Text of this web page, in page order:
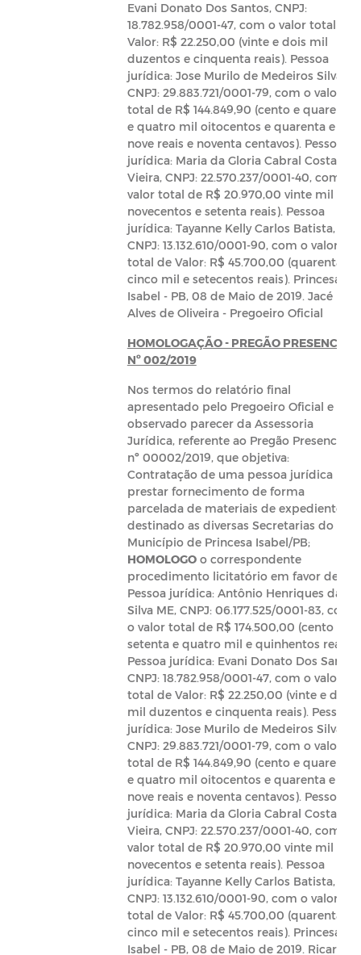
Evani Donato Dos Santos, CNPJ:
18.782.958/0001-47, com o valor total de
Valor: R$ 22.250,00 (vinte e dois mil
duzentos e cinquenta reais). Pessoa
jurídica: Jose Murilo de Medeiros Silva,
CNPJ: 29.883.721/0001-79, com o valor
total de R$ 144.849,90 (cento e quarenta
e quatro mil oitocentos e quarenta e
nove reais e noventa centavos). Pessoa
jurídica: Maria da Gloria Cabral Costa
Vieira, CNPJ: 22.570.237/0001-40, com o
valor total de R$ 20.970,00 vinte mil
novecentos e setenta reais). Pessoa
jurídica: Tayanne Kelly Carlos Batista,
CNPJ: 13.132.610/0001-90, com o valor
total de Valor: R$ 45.700,00 (quarenta e
cinco mil e setecentos reais). Princesa
Isabel - PB, 08 de Maio de 2019. Jacé
Alves de Oliveira - Pregoeiro Oficial
HOMOLOGAÇÃO - PREGÃO PRESENCIAL
Nº 002/2019
Nos termos do relatório final
apresentado pelo Pregoeiro Oficial e
observado parecer da Assessoria
Jurídica, referente ao Pregão Presencial
nº 00002/2019, que objetiva:
Contratação de uma pessoa jurídica para
prestar fornecimento de forma
parcelada de materiais de expediente
destinado as diversas Secretarias do
Município de Princesa Isabel/PB;
HOMOLOGOo correspondente
procedimento licitatório em favor de:
Pessoa jurídica: Antônio Henriques da
Silva ME, CNPJ: 06.177.525/0001-83, com
o valor total de R$ 174.500,00 (cento e
setenta e quatro mil e quinhentos reais).
Pessoa jurídica: Evani Donato Dos Santos,
CNPJ: 18.782.958/0001-47, com o valor
total de Valor: R$ 22.250,00 (vinte e dois
mil duzentos e cinquenta reais). Pessoa
jurídica: Jose Murilo de Medeiros Silva,
CNPJ: 29.883.721/0001-79, com o valor
total de R$ 144.849,90 (cento e quarenta
e quatro mil oitocentos e quarenta e
nove reais e noventa centavos). Pessoa
jurídica: Maria da Gloria Cabral Costa
Vieira, CNPJ: 22.570.237/0001-40, com o
valor total de R$ 20.970,00 vinte mil
novecentos e setenta reais). Pessoa
jurídica: Tayanne Kelly Carlos Batista,
CNPJ: 13.132.610/0001-90, com o valor
total de Valor: R$ 45.700,00 (quarenta e
cinco mil e setecentos reais). Princesa
Isabel - PB, 08 de Maio de 2019. Ricardo